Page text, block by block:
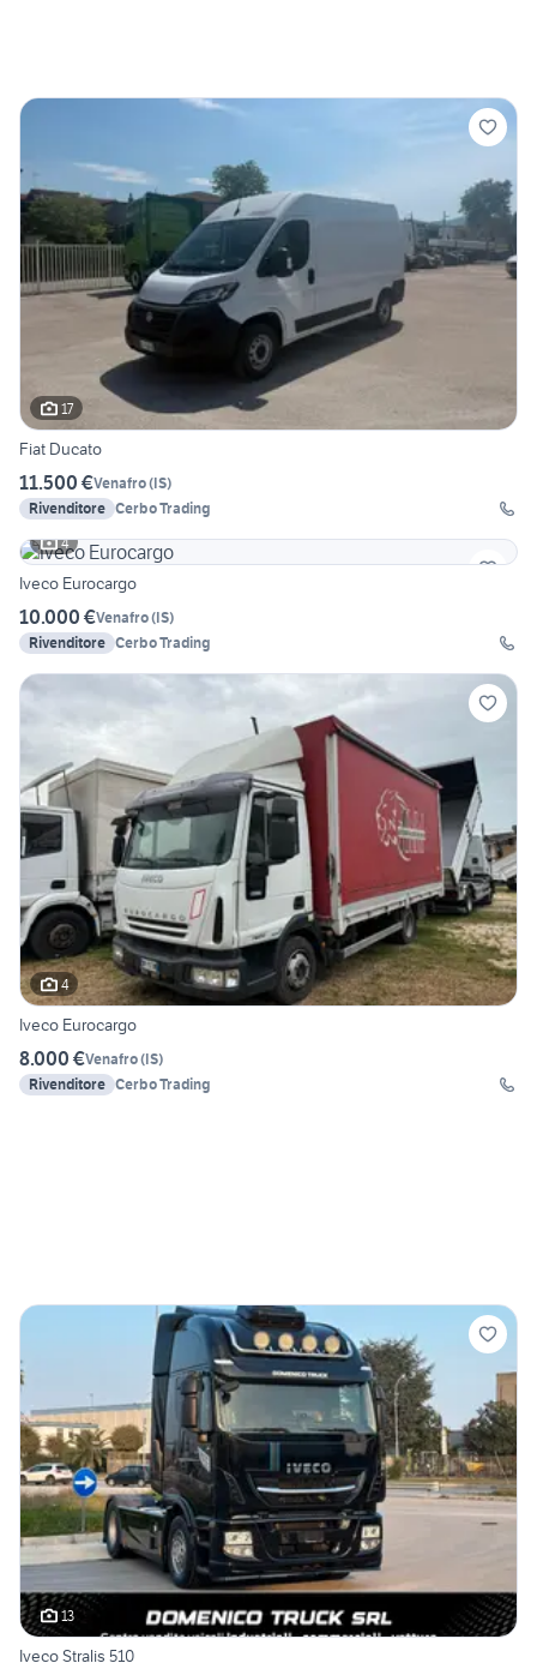
17
Fiat Ducato
11.500 €Venafro(IS)
Rivenditore Cerbo Trading
4
Iveco Eurocargo
10.000 €Venafro(IS)
Rivenditore Cerbo Trading
4
Iveco Eurocargo
8.000 €Venafro(IS)
Rivenditore Cerbo Trading
13
Iveco Stralis 510